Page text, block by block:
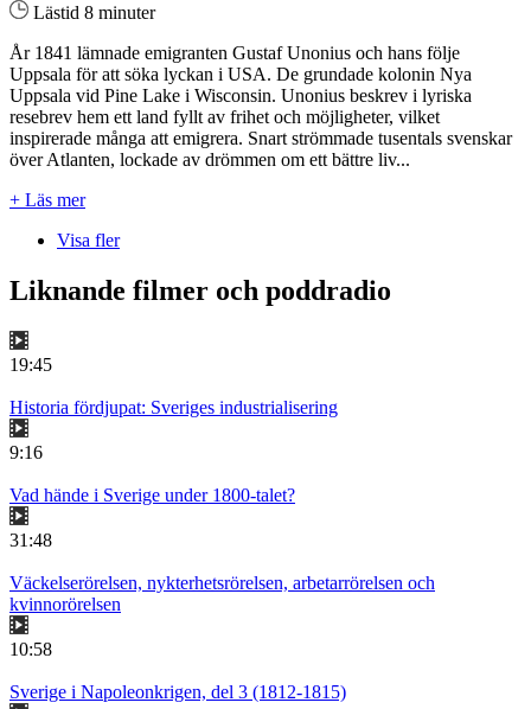
Lästid 8 minuter
År 1841 lämnade emigranten Gustaf Unonius och hans följe
Uppsala för att söka lyckan i USA. De grundade kolonin Nya
Uppsala vid Pine Lake i Wisconsin. Unonius beskrev i lyriska
resebrev hem ett land fyllt av frihet och möjligheter, vilket
inspirerade många att emigrera. Snart strömmade tusentals svenskar
över Atlanten, lockade av drömmen om ett bättre liv...
+ Läs mer
Visa fler
Liknande filmer och poddradio
19:45
Historia fördjupat: Sveriges industrialisering
9:16
Vad hände i Sverige under 1800-talet?
31:48
Väckelserörelsen, nykterhetsrörelsen, arbetarrörelsen och
kvinnorörelsen
10:58
Sverige i Napoleonkrigen, del 3 (1812-1815)